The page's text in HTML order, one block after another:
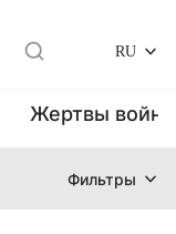
RU
Жертвы
Фильтры